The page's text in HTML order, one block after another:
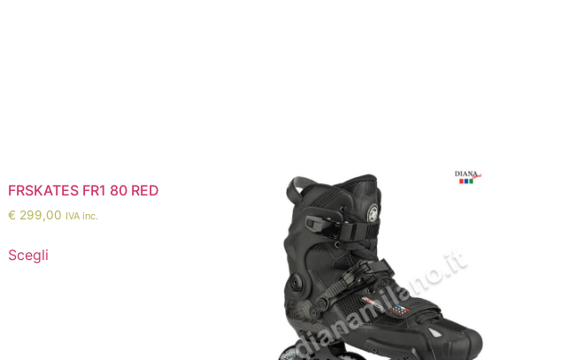
FRSKATES FR1 80 RED
€ 299,00 IVA inc.
Scegli